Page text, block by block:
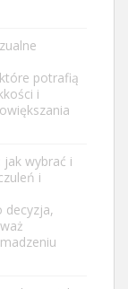
potrafią
i
jak wybrać i
i
decyzja,